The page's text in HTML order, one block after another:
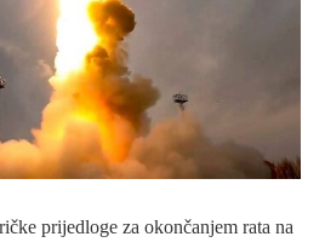
prijedloge za okončanjem rata na